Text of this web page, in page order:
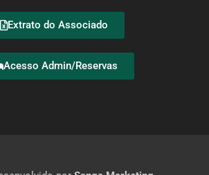
Extrato do Associado
Acesso Admin/Reservas